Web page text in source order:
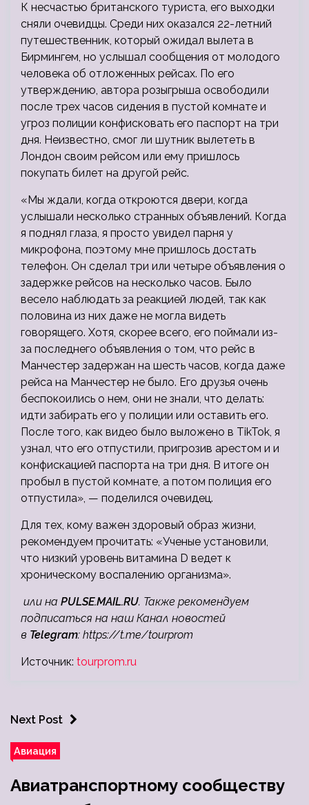
К несчастью британского туриста, его выходки
сняли очевидцы. Среди них оказался 22-летний
путешественник, который ожидал вылета в
Бирмингем, но услышал сообщения от молодого
человека об отложенных рейсах. По его
утверждению, автора розыгрыша освободили
после трех часов сидения в пустой комнате и
угроз полиции конфисковать его паспорт на три
дня. Неизвестно, смог ли шутник вылететь в
Лондон своим рейсом или ему пришлось
покупать билет на другой рейс.
«Мы ждали, когда откроются двери, когда
услышали несколько странных объявлений. Когда
я поднял глаза, я просто увидел парня у
микрофона, поэтому мне пришлось достать
телефон. Он сделал три или четыре объявления о
задержке рейсов на несколько часов. Было
весело наблюдать за реакцией людей, так как
половина из них даже не могла видеть
говорящего. Хотя, скорее всего, его поймали из-
за последнего объявления о том, что рейс в
Манчестер задержан на шесть часов, когда даже
рейса на Манчестер не было. Его друзья очень
беспокоились о нем, они не знали, что делать:
идти забирать его у полиции или оставить его.
После того, как видео было выложено в TikTok, я
узнал, что его отпустили, пригрозив арестом и и
конфискацией паспорта на три дня. В итоге он
пробыл в пустой комнате, а потом полиция его
отпустила», — поделился очевидец.
Для тех, кому важен здоровый образ жизни,
рекомендуем прочитать: «Ученые установили,
что низкий уровень витамина D ведет к
хроническому воспалению организма».
или на PULSE.MAIL.RU. Также рекомендуем
подписаться на наш Канал новостей
в Telegram: https://t.me/tourprom
Источник: tourprom.ru
Next Post
Авиация
Авиатранспортному сообществу